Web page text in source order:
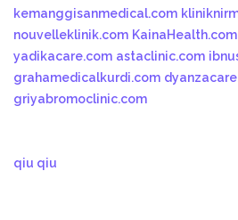
kemanggisanmedical.com
nouvelleklinik.com KainaHealth.com
yadikacare.com astaclinic.com
grahamedicalkurdi.com
griyabromoclinic.com
qiu qiu